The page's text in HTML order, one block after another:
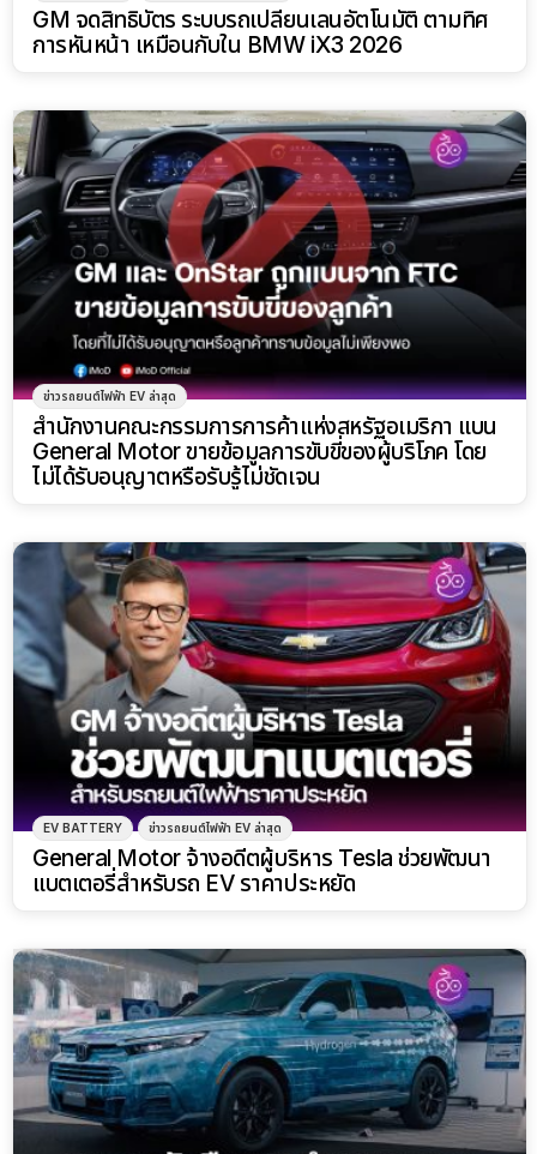
GM จดสิทธิบัตร ระบบรถเปลี่ยนเลนอัตโนมัติ ตามทิศ
การหันหน้า เหมือนกับใน BMW iX3 2026
ข่าวรถยนต์ไฟฟ้า EV ล่าสุด
สำนักงานคณะกรรมการการค้าแห่งสหรัฐอเมริกา แบน
General Motor ขายข้อมูลการขับขี่ของผู้บริโภค โดย
ไม่ได้รับอนุญาตหรือรับรู้ไม่ชัดเจน
EV BATTERY ข่าวรถยนต์ไฟฟ้า EV ล่าสุด
General Motor จ้างอดีตผู้บริหาร Tesla ช่วยพัฒนา
แบตเตอรี่สำหรับรถ EV ราคาประหยัด